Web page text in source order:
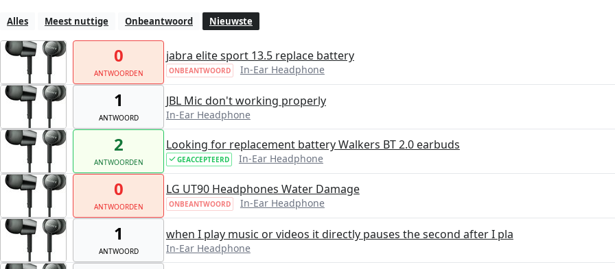
Alles Meest nuttige Onbeantwoord Nieuwste
0
ANTWOORDEN
jabra elite sport 13.5 replace battery
ONBEANTWOORD In-Ear Headphone
1
ANTWOORD
JBL Mic don't working properly
In-Ear Headphone
2
ANTWOORDEN
Looking for replacement battery Walkers BT 2.0 earbuds
GEACCEPTEERD In-Ear Headphone
0
ANTWOORDEN
LG UT90 Headphones Water Damage
ONBEANTWOORD In-Ear Headphone
1
ANTWOORD
when I play music or videos it directly pauses the second after I pla
In-Ear Headphone